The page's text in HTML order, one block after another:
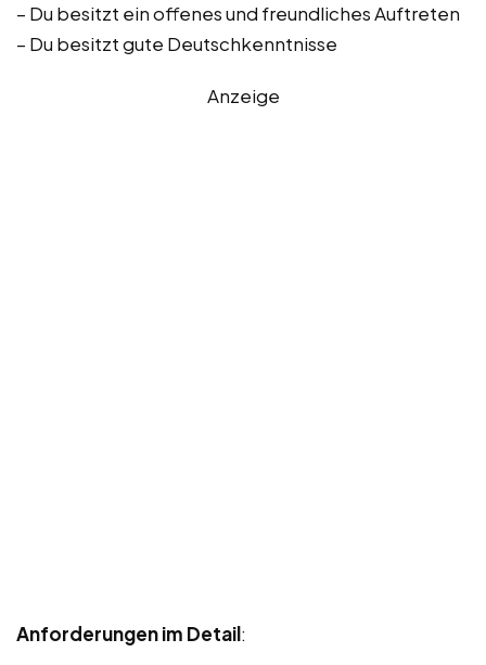
– Du besitzt ein offenes und freundliches Auftreten
– Du besitzt gute Deutschkenntnisse
Anzeige
Anforderungen im Detail: